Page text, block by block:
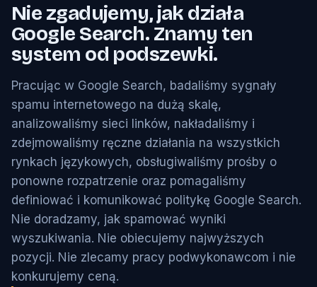
Nie zgadujemy, jak działa
Google Search. Znamy ten
system od podszewki.
Pracując w Google Search, badaliśmy sygnały
spamu internetowego na dużą skalę,
analizowaliśmy sieci linków, nakładaliśmy i
zdejmowaliśmy ręczne działania na wszystkich
rynkach językowych, obsługiwaliśmy prośby o
ponowne rozpatrzenie oraz pomagaliśmy
definiować i komunikować politykę Google Search.
Nie doradzamy, jak spamować wyniki
wyszukiwania. Nie obiecujemy najwyższych
pozycji. Nie zlecamy pracy podwykonawcom i nie
konkurujemy ceną.